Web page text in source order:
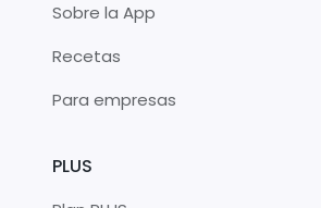
Sobre la App
Recetas
Para empresas
PLUS